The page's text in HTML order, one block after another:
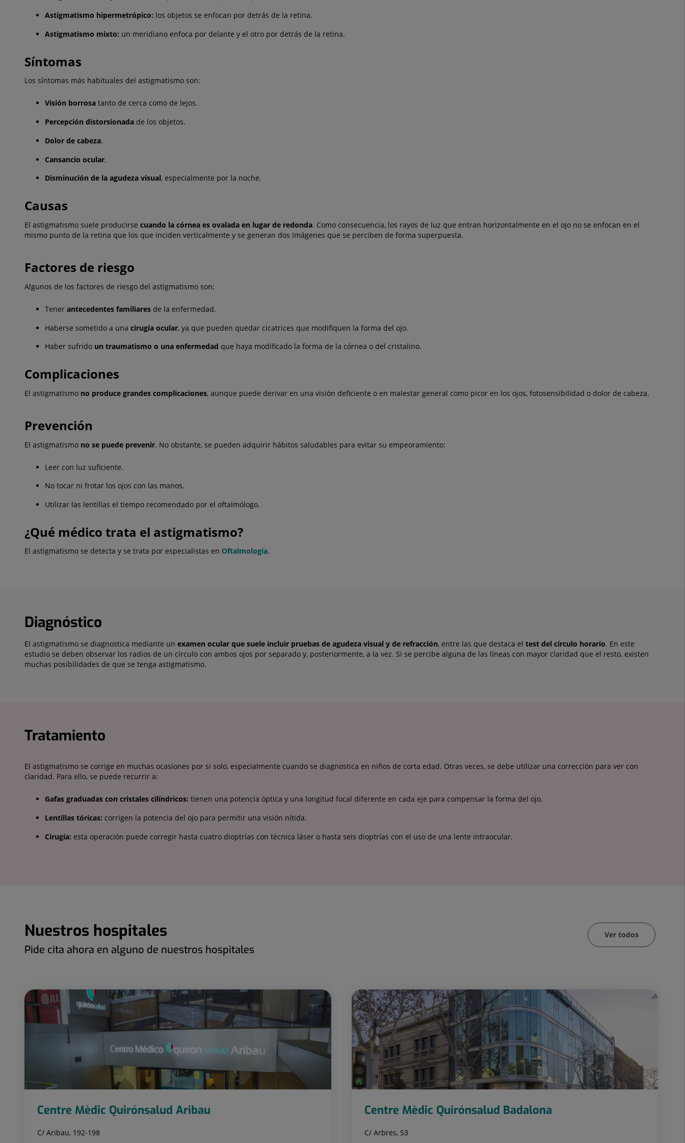
Astigmatismo hipermetrópico: los objetos se enfocan por detrás de la retina.
Astigmatismo mixto: un meridiano enfoca por delante y el otro por detrás de la retina.
Síntomas
Los síntomas más habituales del astigmatismo son:
Visión borrosa tanto de cerca como de lejos.
Percepción distorsionada de los objetos.
Dolor de cabeza.
Cansancio ocular.
Disminución de la agudeza visual, especialmente por la noche.
Causas
El astigmatismo suele producirse cuando la córnea es ovalada en lugar de redonda. Como consecuencia, los rayos de luz que entran horizontalmente en el ojo no se enfocan en el
mismo punto de la retina que los que inciden verticalmente y se generan dos imágenes que se perciben de forma superpuesta.
Factores de riesgo
Algunos de los factores de riesgo del astigmatismo son:
Tener antecedentes familiares de la enfermedad.
Haberse sometido a una cirugía ocular, ya que pueden quedar cicatrices que modifiquen la forma del ojo.
Haber sufrido un traumatismo o una enfermedad que haya modificado la forma de la córnea o del cristalino.
Complicaciones
El astigmatismo no produce grandes complicaciones, aunque puede derivar en una visión deficiente o en malestar general como picor en los ojos, fotosensibilidad o dolor de cabeza.
Prevención
El astigmatismo no se puede prevenir. No obstante, se pueden adquirir hábitos saludables para evitar su empeoramiento:
Leer con luz suficiente.
No tocar ni frotar los ojos con las manos.
Utilizar las lentillas el tiempo recomendado por el oftalmólogo.
¿Qué médico trata el astigmatismo?
El astigmatismo se detecta y se trata por especialistas en Oftalmología.
Diagnóstico
El astigmatismo se diagnostica mediante un examen ocular que suele incluir pruebas de agudeza visual y de refracción, entre las que destaca el test del círculo horario. En este
estudio se deben observar los radios de un círculo con ambos ojos por separado y, posteriormente, a la vez. Si se percibe alguna de las líneas con mayor claridad que el resto, existen
muchas posibilidades de que se tenga astigmatismo.
Tratamiento
El astigmatismo se corrige en muchas ocasiones por sí solo, especialmente cuando se diagnostica en niños de corta edad. Otras veces, se debe utilizar una corrección para ver con
claridad. Para ello, se puede recurrir a:
Gafas graduadas con cristales cilíndricos: tienen una potencia óptica y una longitud focal diferente en cada eje para compensar la forma del ojo.
Lentillas tóricas: corrigen la potencia del ojo para permitir una visión nítida.
Cirugía: esta operación puede corregir hasta cuatro dioptrías con técnica láser o hasta seis dioptrías con el uso de una lente intraocular.
Nuestros hospitales
Pide cita ahora en alguno de nuestros hospitales
Ver todos
diapositivas:
Centre Mèdic Quirónsalud Aribau
C/ Aribau, 192-198
Centre Mèdic Quirónsalud Badalona
C/ Arbres, 53